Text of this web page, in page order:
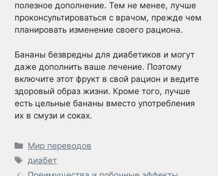
полезное дополнение. Тем не менее, лучше
проконсультироваться с врачом, прежде чем
планировать изменение своего рациона.
Бананы безвредны для диабетиков и могут
даже дополнить ваше лечение. Поэтому
включите этот фрукт в свой рацион и ведите
здоровый образ жизни. Кроме того, лучше
есть цельные бананы вместо употребления
их в смузи и соках.
Рубрики
Мир переводов
Метки
диабет